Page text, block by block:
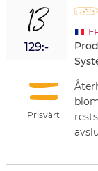
13
129:-
Prisvärt